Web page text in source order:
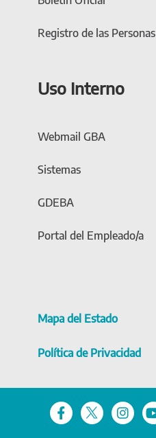
Registro de las Personas
Uso Interno
Webmail GBA
Sistemas
GDEBA
Portal del Empleado/a
Mapa del Estado
Política de Privacidad